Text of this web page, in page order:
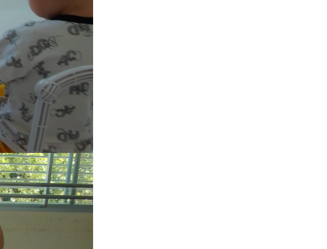
教職員募集
未就園児クラス
0歳親子登園［マカロンクラス ]
1歳・2歳親子登園［マリポサクラス ]
2歳児ひとり登園［ゆず組 ]